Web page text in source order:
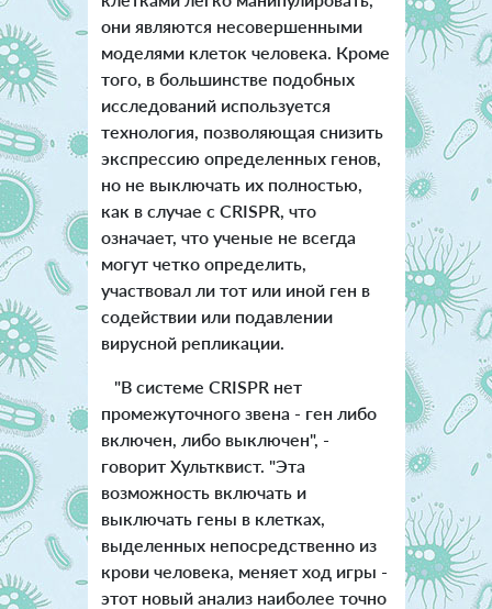
они являются несовершенными
моделями клеток человека. Кроме
того, в большинстве подобных
исследований используется
технология, позволяющая снизить
экспрессию определенных генов,
но не выключать их полностью,
как в случае с CRISPR, что
означает, что ученые не всегда
могут четко определить,
участвовал ли тот или иной ген в
содействии или подавлении
вирусной репликации.
"В системе CRISPR нет
промежуточного звена - ген либо
включен, либо выключен", -
говорит Хультквист. "Эта
возможность включать и
выключать гены в клетках,
выделенных непосредственно из
крови человека, меняет ход игры -
этот новый анализ наиболее точно